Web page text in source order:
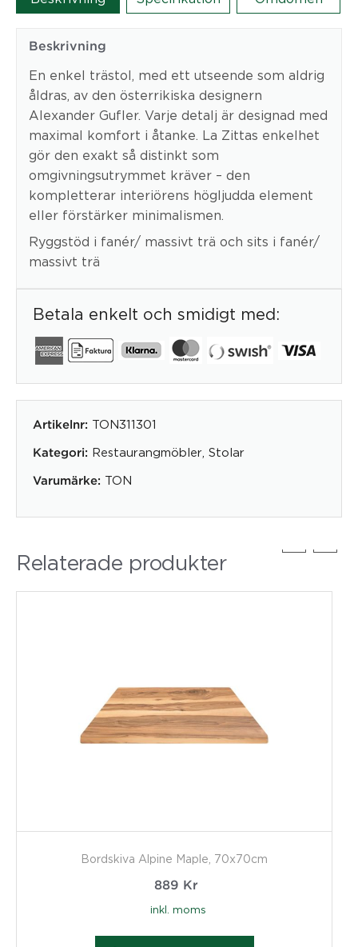
Beskrivning
En enkel trästol, med ett utseende som aldrig
åldras, av den österrikiska designern
Alexander Gufler. Varje detalj är designad med
maximal komfort i åtanke. La Zittas enkelhet
gör den exakt så distinkt som
omgivningsutrymmet kräver – den
kompletterar interiörens högljudda element
eller förstärker minimalismen.
Ryggstöd i fanér/ massivt trä och sits i fanér/
massivt trä
Betala enkelt och smidigt med:
Artikelnr: TON311301
Kategori: Restaurangmöbler Stolar
Varumärke: TON
Relaterade produkter
Bordskiva Alpine Maple, 70x70cm
889 Kr
inkl. moms